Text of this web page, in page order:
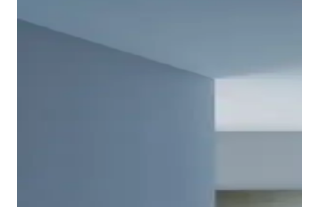
incassato, su richiesta anche con basamento. La